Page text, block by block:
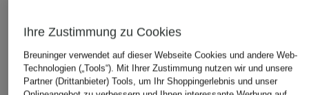
OAKLEY
Softshell-Jacke BOWLS
ALPHA
114,99 €
OAKLEY
Radtop ENDURANCE
BASE LAYER SLEEVELES
29,99 €
200 €
Bestpreis:221
Ursprünglich:
Ihre Zustimmung zu Cookies
Breuninger verwendet auf dieser Webseite Cookies und andere Web-
Technologien („Tools“). Mit Ihrer Zustimmung nutzen wir und unsere
Partner (Drittanbieter) Tools, um Ihr Shoppingerlebnis und unser